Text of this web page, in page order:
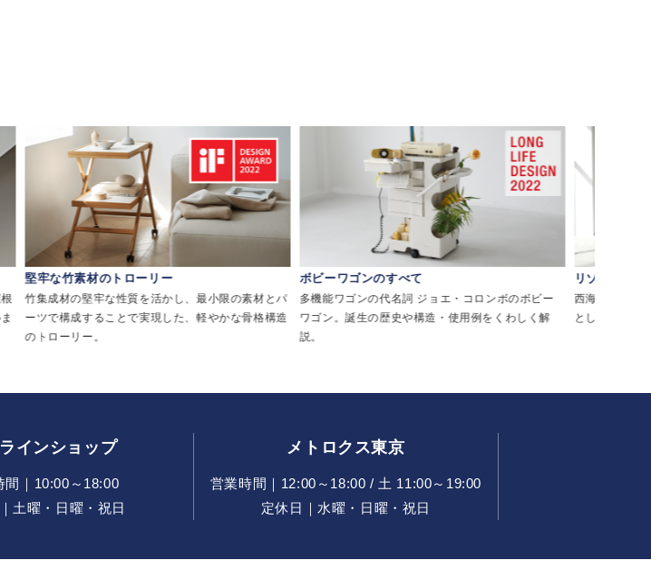
堅牢な竹素材のトローリー
竹集成材の堅牢な性質を活かし、最小限の素材とパ
ーツで構成することで実現した、軽やかな骨格構造
のトローリー。
ボビーワゴンのすべて
多機能ワゴンの代名詞 ジョエ・コロンボのボビー
ワゴン。誕生の歴史や構造・使用例をくわしく解
説。
リゾートチ
西海岸・メキ
として親しま
インショップ
間｜10:00～18:00
土曜・日曜・祝日
メトロクス東京
営業時間｜12:00～18:00 / 土 11:00～19:00
定休日｜水曜・日曜・祝日